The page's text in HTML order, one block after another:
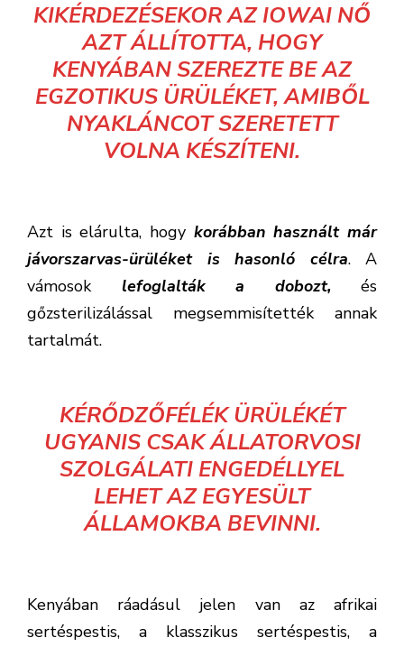
KIKÉRDEZÉSEKOR AZ IOWAI NŐ
AZT ÁLLÍTOTTA, HOGY
KENYÁBAN SZEREZTE BE AZ
EGZOTIKUS ÜRÜLÉKET, AMIBŐL
NYAKLÁNCOT SZERETETT
VOLNA KÉSZÍTENI.
Azt is elárulta, hogy korábban használt már
jávorszarvas-ürüléket is hasonló célra. A
vámosok lefoglalták a dobozt,és
gőzsterilizálással megsemmisítették annak
tartalmát.
KÉRŐDZŐFÉLÉK ÜRÜLÉKÉT
UGYANIS CSAK ÁLLATORVOSI
SZOLGÁLATI ENGEDÉLLYEL
LEHET AZ EGYESÜLT
ÁLLAMOKBA BEVINNI.
Kenyában ráadásul jelen van az afrikai
sertéspestis, a klasszikus sertéspestis, a